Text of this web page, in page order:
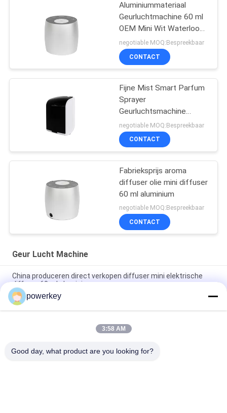
Aluminiummateriaal
Geurluchtmachine 60 ml
OEM Mini Wit Waterloos
Diffuser
negotiable MOQ:Bespreekbaar
CONTACT
Fijne Mist Smart Parfum
Sprayer
Geurluchtsmachine
Plastic Rohs Fcc
Goedkeuring Aroma
negotiable MOQ:Bespreekbaar
CONTACT
Fabrieksprijs aroma
diffuser olie mini diffuser
60 ml aluminium
negotiable MOQ:Bespreekbaar
CONTACT
Geur Lucht Machine
China produceren direct verkopen diffuser mini elektrische
diffuser 60 ml aluminium
Fabriek directe verkoopprijs aroma etherische olie mini
diffuser 60ml aluminium
100 ml Premium Essentiële Olie Diffuser Machine
powerkey
3:58 AM
Good day, what product are you looking for?